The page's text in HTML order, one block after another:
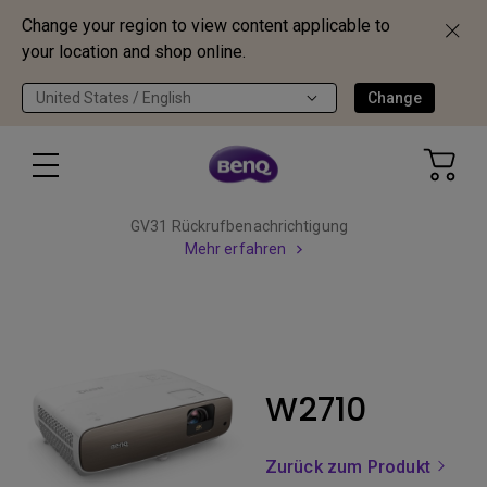
Change your region to view content applicable to
your location and shop online.
United States / English Change
GV31 Rückrufbenachrichtigung
Mehr erfahren
W2710
Zurück zum Produkt